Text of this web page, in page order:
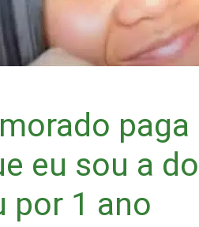
eu sou a
por 1 ano